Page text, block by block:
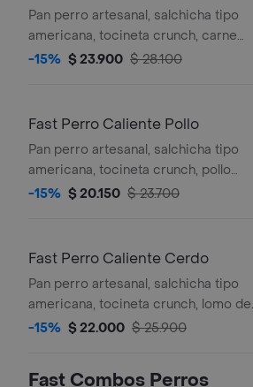
Pan perro artesanal, salchicha tipo
americana, tocineta crunch, carne
desmechada, queso rallado, papa
-15% $ 23.900 $ 28.100
Fast Perro Caliente Pollo
Pan perro artesanal, salchicha tipo
americana, tocineta crunch, pollo
picado salteado en salsa de la casa,
-15% $ 20.150 $ 23.700
Fast Perro Caliente Cerdo
Pan perro artesanal, salchicha tipo
americana, tocineta crunch, lomo de
cerdo salteado en salsa de la casa,
-15% $ 22.000 $ 25.900
Fast Combos Perros